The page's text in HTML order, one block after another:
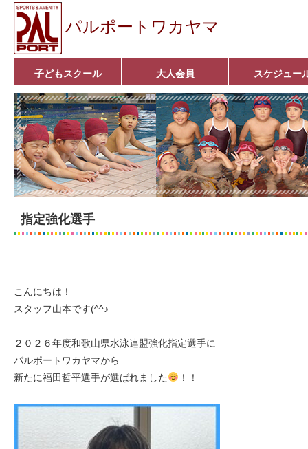
パルポートワカヤマ
子どもスクール
ベビーコース
幼児コース
小学生コース
育成コース
選手コース
■入会案内■
大人会員
いきいきコース
アクア遊悠クラブ
■入会案内■
スケジュー
指定強化選手
こんにちは！
スタッフ山本です(^^♪
２０２６年度和歌山県水泳連盟強化指定選手に
パルポートワカヤマから
新たに福田哲平選手が選ばれました
！！